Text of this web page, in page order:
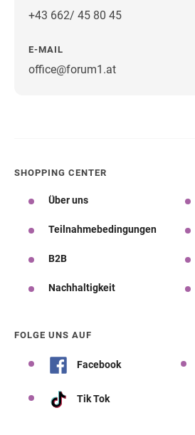
+43 662/ 45 80 45
E-MAIL
office@forum1.at
SHOPPING CENTER
Über uns
Teilnahmebedingungen
B2B
Nachhaltigkeit
FOLGE UNS AUF
Facebook
Tik Tok